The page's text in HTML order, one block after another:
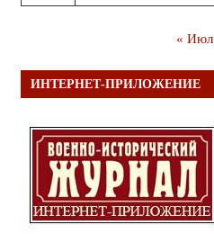
« Июл
ИНТЕРНЕТ-ПРИЛОЖЕНИЕ